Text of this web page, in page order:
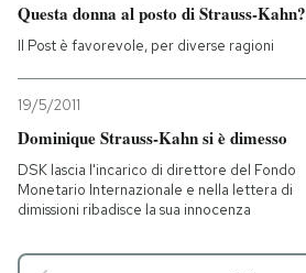
Questa donna al posto di Strauss-Kahn?
Il Post è favorevole, per diverse ragioni
19/5/2011
Dominique Strauss-Kahn si è dimesso
DSK lascia l'incarico di direttore del Fondo
Monetario Internazionale e nella lettera di
dimissioni ribadisce la sua innocenza